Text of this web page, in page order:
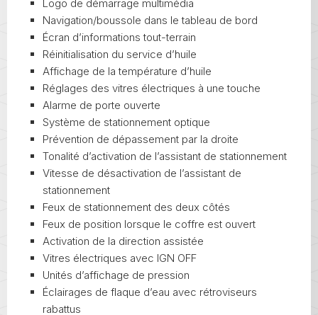
Logo de démarrage multimédia
Navigation/boussole dans le tableau de bord
Écran d’informations tout-terrain
Réinitialisation du service d’huile
Affichage de la température d’huile
Réglages des vitres électriques à une touche
Alarme de porte ouverte
Système de stationnement optique
Prévention de dépassement par la droite
Tonalité d’activation de l’assistant de stationnement
Vitesse de désactivation de l’assistant de
stationnement
Feux de stationnement des deux côtés
Feux de position lorsque le coffre est ouvert
Activation de la direction assistée
Vitres électriques avec IGN OFF
Unités d’affichage de pression
Éclairages de flaque d’eau avec rétroviseurs
rabattus